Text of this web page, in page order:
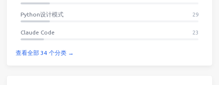
Python设计模式 29
Claude Code 23
查看全部 34 个分类 →